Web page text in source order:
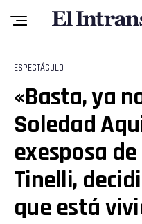
ESPECTÁCULO
«Basta, ya
Soledad
exesposa
Tinelli,
que está
Flipboard
Email